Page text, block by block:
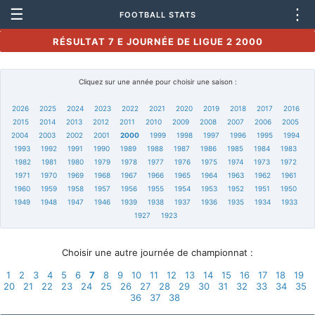
☰ FOOTBALL STATS ⋮
RÉSULTAT 7 E JOURNÉE DE LIGUE 2 2000
Cliquez sur une année pour choisir une saison :
2026 2025 2024 2023 2022 2021 2020 2019 2018 2017
2016
2015
2014 2013 2012 2011 2010 2009 2008 2007 2006
2005
2004
2003 2002 2001 2000 1999 1998 1997 1996 1995
1994
1993
1992 1991 1990 1989 1988 1987 1986 1985 1984
1983
1982
1981 1980 1979 1978 1977 1976 1975 1974 1973
1972
1971
1970 1969 1968 1967 1966 1965 1964 1963 1962
1961
1960
1959 1958 1957 1956 1955 1954 1953 1952 1951
1950
1949
1948 1947 1946 1939 1938 1937 1936 1935 1934
1933
1927
1923
Choisir une autre journée de championnat :
1
2 3 4 5 6 7 8 9 10 11 12 13 14 15 16 17 18
19
20
21 22 23 24 25 26 27 28 29 30 31 32 33 34
35
36
37 38